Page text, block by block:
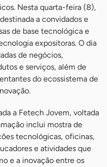
Nesta quarta-feira (8),
a convidados e
de base tecnológica e
expositoras. O dia
de negócios,
e serviços, além de
do ecossistema de
a Fetech Jovem, voltada
inclui mostra de
tecnológicas, oficinas,
e atividades que
e a inovação entre os